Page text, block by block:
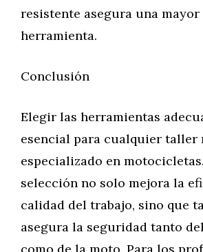
resistente asegura una
herramienta.
Conclusión
Elegir las herramientas
esencial para cualquier taller
especializado en
selección no solo mejora la
calidad del trabajo, sino que
asegura la seguridad tanto